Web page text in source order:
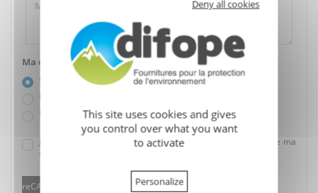
Ma demande concerne :
Ce produit
Plusieurs produits
Un conseil
J'accepte que mes données soient utilisées dans le cadre de ma
demande.
reCAPTCHA is disabled. Allow
Deny all cookies
This site uses cookies and gives
you control over what you want
to activate
Personalize